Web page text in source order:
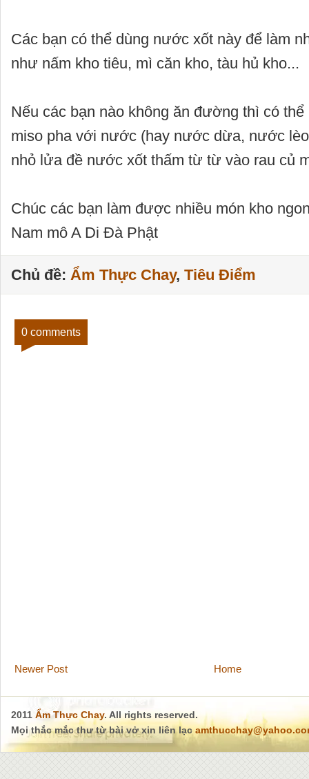
Các bạn có thể dùng nước xốt này để làm
như nấm kho tiêu, mì căn kho, tàu hủ kho...
Nếu các bạn nào không ăn đường thì có
miso pha với nước (hay nước dừa, nước
nhỏ lửa đề nước xốt thấm từ từ vào rau củ
Chúc các bạn làm được nhiều món kho
Nam mô A Di Đà Phật
Chủ đề: Ẩm Thực Chay, Tiêu Điểm
0 comments
Newer Post Home
2011 Ẩm Thực Chay. All rights reserved.
Mọi thắc mắc thư từ bài vở xin liên lạc